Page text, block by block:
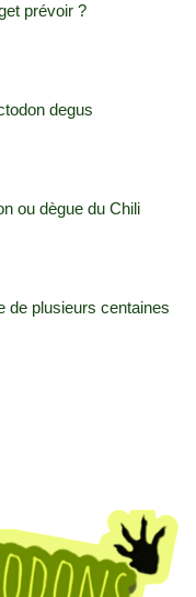
prévoir ?
degus
ou dègue du Chili
de plusieurs centaines